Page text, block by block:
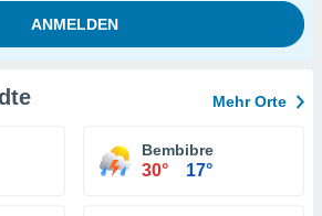
Mehr Orte
Bembibre
30° 17°